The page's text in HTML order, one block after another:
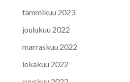
tammikuu 2023
joulukuu 2022
marraskuu 2022
lokakuu 2022